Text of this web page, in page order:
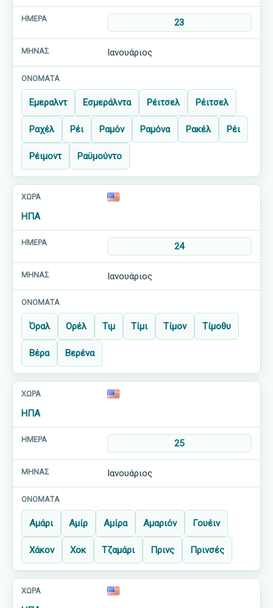
23
Ιανουάριος
Εμεραλντ Εσμεράλντα Ρέιτσελ Ρέιτσελ
Ραχέλ Ρέι Ραμόν Ραμόνα Ρακέλ Ρέι
Ρέιμοντ Ραϋμούντο
ΗΠΑ
24
Ιανουάριος
Όραλ Ορέλ Τιμ Τίμι Τίμον Τίμοθυ
Βέρα Βερένα
ΗΠΑ
25
Ιανουάριος
Αμάρι Αμίρ Αμίρα Αμαριόν Γουέιν
Χάκον Χοκ Τζαμάρι Πρινς Πρινσές